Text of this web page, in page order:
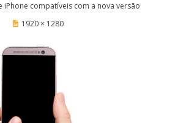
iPhone compatíveis com a nova versão
1920 × 1280